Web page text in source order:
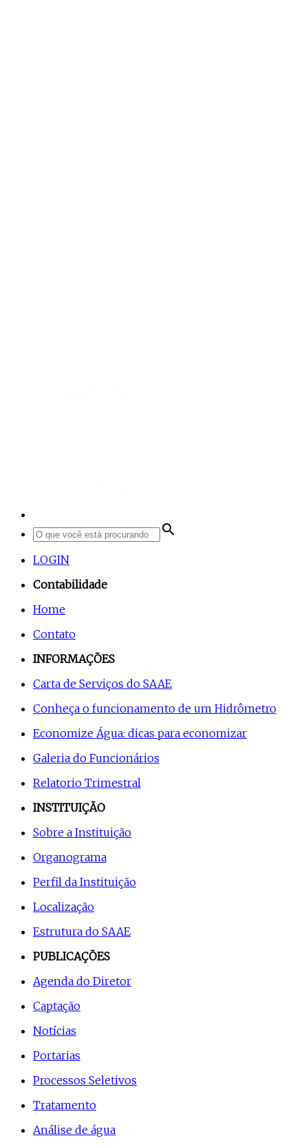
search
LOGIN
Contabilidade
Home
Contato
INFORMAÇÕES
Carta de Serviços do SAAE
Conheça o funcionamento de um Hidrômetro
Economize Água: dicas para economizar
Galeria do Funcionários
Relatorio Trimestral
INSTITUIÇÃO
Sobre a Instituição
Organograma
Perfil da Instituição
Localização
Estrutura do SAAE
PUBLICAÇÕES
Agenda do Diretor
Captação
Notícias
Portarias
Processos Seletivos
Tratamento
Análise de água